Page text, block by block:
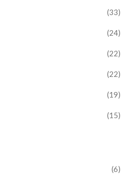
(33)
(24)
(22)
(22)
(19)
(15)
(6)